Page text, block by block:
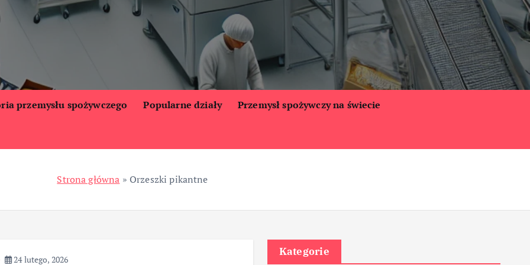
przemysłu spożywczego Popularne działy Przemysł spożywczy na świecie
Strona główna » Orzeszki pikantne
24 lutego, 2026
Kategorie